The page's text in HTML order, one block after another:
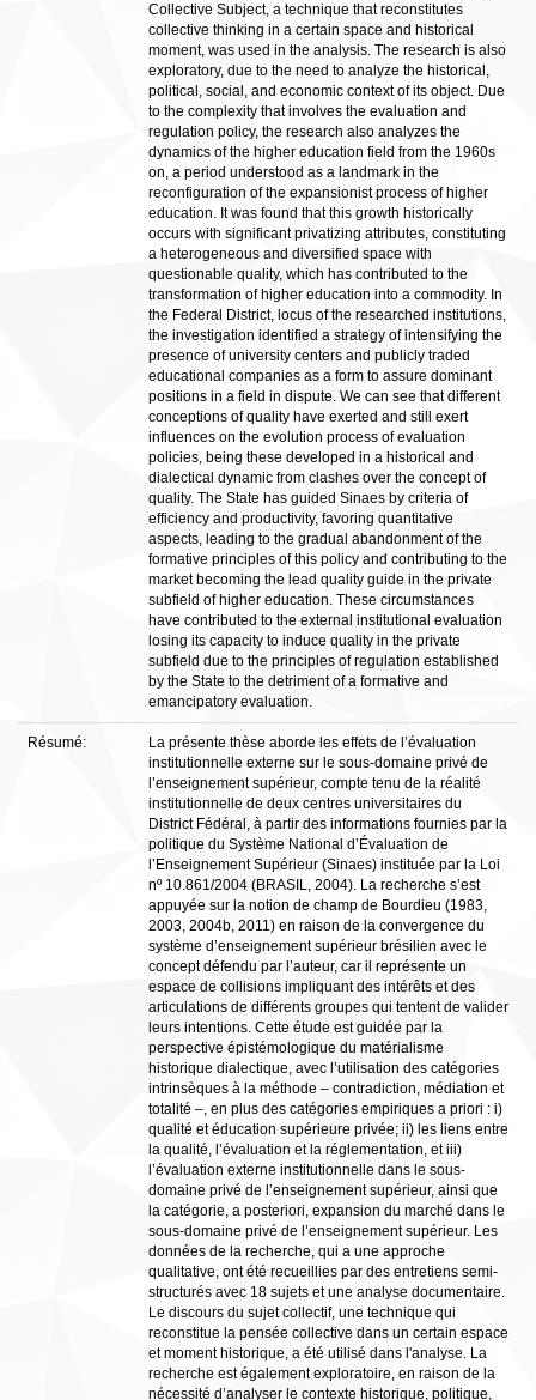
Collective Subject, a technique that reconstitutes
collective thinking in a certain space and historical
moment, was used in the analysis. The research is also
exploratory, due to the need to analyze the historical,
political, social, and economic context of its object. Due
to the complexity that involves the evaluation and
regulation policy, the research also analyzes the
dynamics of the higher education field from the 1960s
on, a period understood as a landmark in the
reconfiguration of the expansionist process of higher
education. It was found that this growth historically
occurs with significant privatizing attributes, constituting
a heterogeneous and diversified space with
questionable quality, which has contributed to the
transformation of higher education into a commodity. In
the Federal District, locus of the researched institutions,
the investigation identified a strategy of intensifying the
presence of university centers and publicly traded
educational companies as a form to assure dominant
positions in a field in dispute. We can see that different
conceptions of quality have exerted and still exert
influences on the evolution process of evaluation
policies, being these developed in a historical and
dialectical dynamic from clashes over the concept of
quality. The State has guided Sinaes by criteria of
efficiency and productivity, favoring quantitative
aspects, leading to the gradual abandonment of the
formative principles of this policy and contributing to the
market becoming the lead quality guide in the private
subfield of higher education. These circumstances
have contributed to the external institutional evaluation
losing its capacity to induce quality in the private
subfield due to the principles of regulation established
by the State to the detriment of a formative and
emancipatory evaluation.
Résumé:
La présente thèse aborde les effets de l’évaluation
institutionnelle externe sur le sous-domaine privé de
l’enseignement supérieur, compte tenu de la réalité
institutionnelle de deux centres universitaires du
District Fédéral, à partir des informations fournies par la
politique du Système National d’Évaluation de
l’Enseignement Supérieur (Sinaes) instituée par la Loi
nº 10.861/2004 (BRASIL, 2004). La recherche s’est
appuyée sur la notion de champ de Bourdieu (1983,
2003, 2004b, 2011) en raison de la convergence du
système d’enseignement supérieur brésilien avec le
concept défendu par l’auteur, car il représente un
espace de collisions impliquant des intérêts et des
articulations de différents groupes qui tentent de valider
leurs intentions. Cette étude est guidée par la
perspective épistémologique du matérialisme
historique dialectique, avec l’utilisation des catégories
intrinsèques à la méthode – contradiction, médiation et
totalité –, en plus des catégories empiriques a priori : i)
qualité et éducation supérieure privée; ii) les liens entre
la qualité, l’évaluation et la réglementation, et iii)
l’évaluation externe institutionnelle dans le sous-
domaine privé de l’enseignement supérieur, ainsi que
la catégorie, a posteriori, expansion du marché dans le
sous-domaine privé de l’enseignement supérieur. Les
données de la recherche, qui a une approche
qualitative, ont été recueillies par des entretiens semi-
structurés avec 18 sujets et une analyse documentaire.
Le discours du sujet collectif, une technique qui
reconstitue la pensée collective dans un certain espace
et moment historique, a été utilisé dans l'analyse. La
recherche est également exploratoire, en raison de la
nécessité d’analyser le contexte historique, politique,